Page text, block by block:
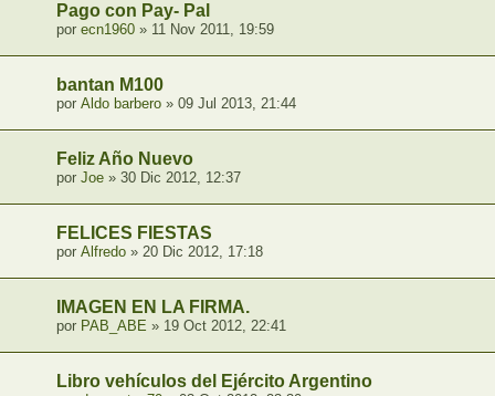
Pago con Pay- Pal
por ecn1960 » 11 Nov 2011, 19:59
bantan M100
por Aldo barbero » 09 Jul 2013, 21:44
Feliz Año Nuevo
por Joe » 30 Dic 2012, 12:37
FELICES FIESTAS
por Alfredo » 20 Dic 2012, 17:18
IMAGEN EN LA FIRMA.
por PAB_ABE » 19 Oct 2012, 22:41
Libro vehículos del Ejército Argentino